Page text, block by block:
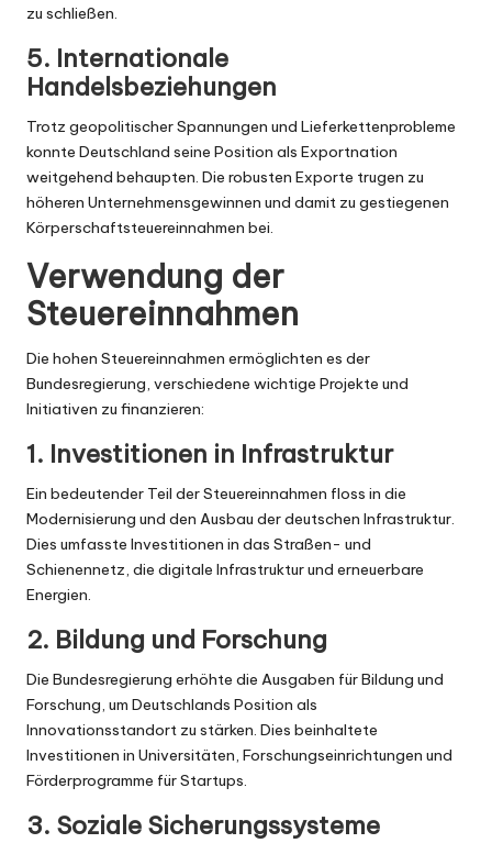
zu schließen.
5. Internationale
Handelsbeziehungen
Trotz geopolitischer Spannungen und Lieferkettenprobleme
konnte Deutschland seine Position als Exportnation
weitgehend behaupten. Die robusten Exporte trugen zu
höheren Unternehmensgewinnen und damit zu gestiegenen
Körperschaftsteuereinnahmen bei.
Verwendung der
Steuereinnahmen
Die hohen Steuereinnahmen ermöglichten es der
Bundesregierung, verschiedene wichtige Projekte und
Initiativen zu finanzieren:
1. Investitionen in Infrastruktur
Ein bedeutender Teil der Steuereinnahmen floss in die
Modernisierung und den Ausbau der deutschen Infrastruktur.
Dies umfasste Investitionen in das Straßen- und
Schienennetz, die digitale Infrastruktur und erneuerbare
Energien.
2. Bildung und Forschung
Die Bundesregierung erhöhte die Ausgaben für Bildung und
Forschung, um Deutschlands Position als
Innovationsstandort zu stärken. Dies beinhaltete
Investitionen in Universitäten, Forschungseinrichtungen und
Förderprogramme für Startups.
3. Soziale Sicherungssysteme